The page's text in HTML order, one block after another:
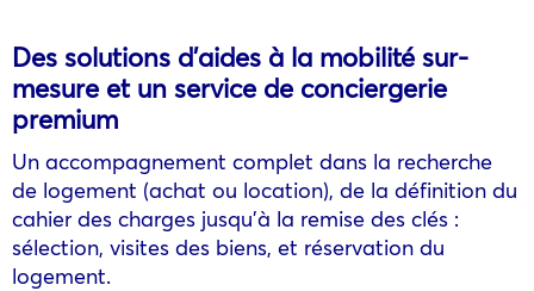
Des solutions d’aides à la mobilité sur-
mesure et un service de conciergerie
premium
Un accompagnement complet dans la recherche
de logement (achat ou location), de la définition du
cahier des charges jusqu’à la remise des clés :
sélection, visites des biens, et réservation du
logement.